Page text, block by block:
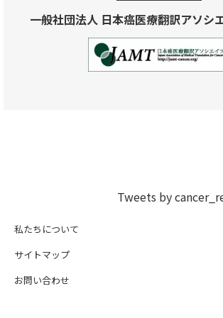
一般社団法人 日本癌医療翻訳アソシ
Tweets by
私たちについて
サイトマップ
お問い合わせ